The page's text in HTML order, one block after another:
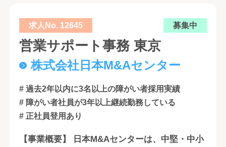
求人No. 12645 募集中
営業サポート事務 東京
株式会社日本M&Aセンター
# 過去2年以内に3名以上の障がい者採用実績
# 障がい者社員が3年以上継続勤務している
# 正社員登用あり
【事業概要】 日本M&Aセンターは、中堅・中小